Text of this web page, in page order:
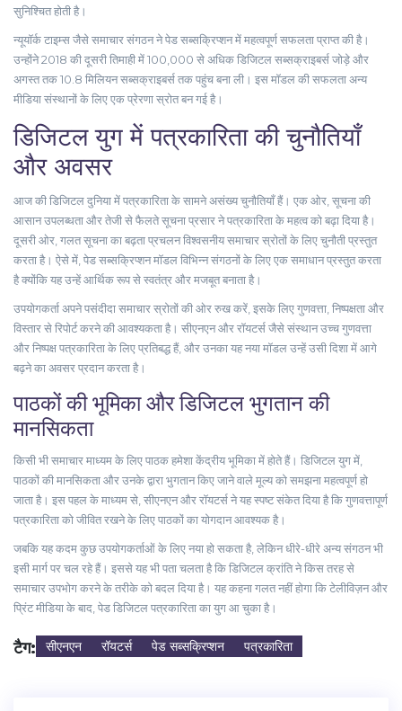
सुनिश्चित होती है।
न्यूयॉर्क टाइम्स जैसे समाचार संगठन ने पेड सब्सक्रिप्शन में महत्वपूर्ण सफलता प्राप्त की है।
उन्होंने 2018 की दूसरी तिमाही में 100,000 से अधिक डिजिटल सब्सक्राइबर्स जोड़े और
अगस्त तक 10.8 मिलियन सब्सक्राइबर्स तक पहुंच बना ली। इस मॉडल की सफलता अन्य
मीडिया संस्थानों के लिए एक प्रेरणा स्रोत बन गई है।
डिजिटल युग में पत्रकारिता की चुनौतियाँ
और अवसर
आज की डिजिटल दुनिया में पत्रकारिता के सामने असंख्य चुनौतियाँ हैं। एक ओर, सूचना की
आसान उपलब्धता और तेजी से फैलते सूचना प्रसार ने पत्रकारिता के महत्व को बढ़ा दिया है।
दूसरी ओर, गलत सूचना का बढ़ता प्रचलन विश्वसनीय समाचार स्रोतों के लिए चुनौती प्रस्तुत
करता है। ऐसे में, पेड सब्सक्रिप्शन मॉडल विभिन्न संगठनों के लिए एक समाधान प्रस्तुत करता
है क्योंकि यह उन्हें आर्थिक रूप से स्वतंत्र और मजबूत बनाता है।
उपयोगकर्ता अपने पसंदीदा समाचार स्रोतों की ओर रुख करें, इसके लिए गुणवत्ता, निष्पक्षता और
विस्तार से रिपोर्ट करने की आवश्यकता है। सीएनएन और रॉयटर्स जैसे संस्थान उच्च गुणवत्ता
और निष्पक्ष पत्रकारिता के लिए प्रतिबद्ध हैं, और उनका यह नया मॉडल उन्हें उसी दिशा में आगे
बढ़ने का अवसर प्रदान करता है।
पाठकों की भूमिका और डिजिटल भुगतान की
मानसिकता
किसी भी समाचार माध्यम के लिए पाठक हमेशा केंद्रीय भूमिका में होते हैं। डिजिटल युग में,
पाठकों की मानसिकता और उनके द्वारा भुगतान किए जाने वाले मूल्य को समझना महत्वपूर्ण हो
जाता है। इस पहल के माध्यम से, सीएनएन और रॉयटर्स ने यह स्पष्ट संकेत दिया है कि गुणवत्तापूर्ण
पत्रकारिता को जीवित रखने के लिए पाठकों का योगदान आवश्यक है।
जबकि यह कदम कुछ उपयोगकर्ताओं के लिए नया हो सकता है, लेकिन धीरे-धीरे अन्य संगठन भी
इसी मार्ग पर चल रहे हैं। इससे यह भी पता चलता है कि डिजिटल क्रांति ने किस तरह से
समाचार उपभोग करने के तरीके को बदल दिया है। यह कहना गलत नहीं होगा कि टेलीविज़न और
प्रिंट मीडिया के बाद, पेड डिजिटल पत्रकारिता का युग आ चुका है।
टैग: सीएनएन रॉयटर्स पेड सब्सक्रिप्शन पत्रकारिता